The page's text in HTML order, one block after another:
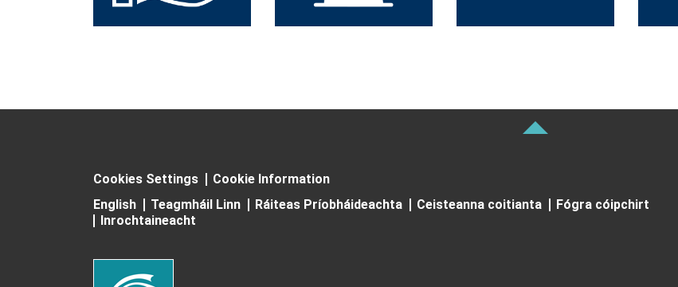
Cookies Settings
Cookie Information
English
Teagmháil Linn Ráiteas Príobháideachta Ceisteanna coitianta
Fógra cóipchirt
Inrochtaineacht